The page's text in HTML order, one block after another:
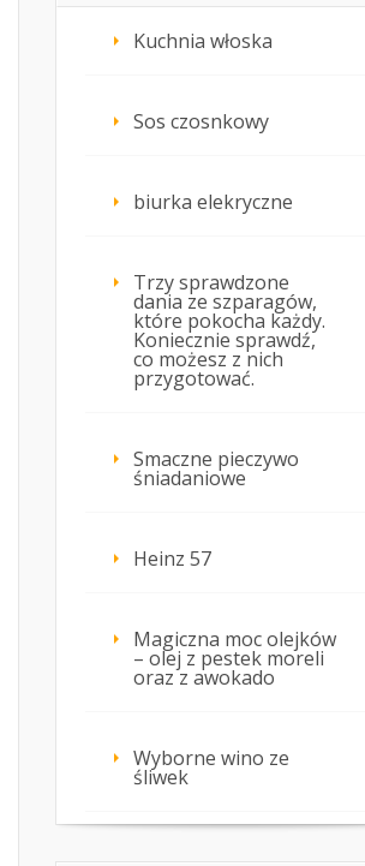
Kuchnia włoska
Sos czosnkowy
biurka elekryczne
Trzy sprawdzone
dania ze szparagów,
które pokocha każdy.
Koniecznie sprawdź,
co możesz z nich
przygotować.
Smaczne pieczywo
śniadaniowe
Heinz 57
Magiczna moc olejków
– olej z pestek moreli
oraz z awokado
Wyborne wino ze
śliwek